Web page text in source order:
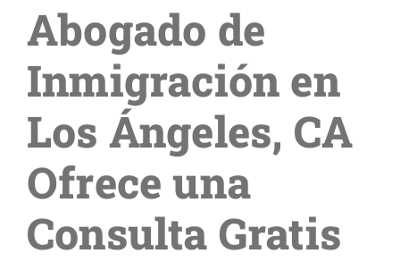
Segmentos
Blog
Contáctenos
Abogado de
Inmigración en
Los Ángeles, CA
Ofrece una
Consulta Gratis